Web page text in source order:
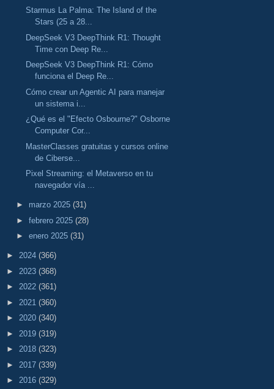
Starmus La Palma: The Island of the
Stars (25 a 28...
DeepSeek V3 DeepThink R1: Thought
Time con Deep Re...
DeepSeek V3 DeepThink R1: Cómo
funciona el Deep Re...
Cómo crear un Agentic AI para manejar
un sistema i...
¿Qué es el "Efecto Osbourne?" Osborne
Computer Cor...
MasterClasses gratuitas y cursos online
de Ciberse...
Pixel Streaming: el Metaverso en tu
navegador vía ...
► marzo 2025 (31)
► febrero 2025 (28)
► enero 2025 (31)
► 2024 (366)
► 2023 (368)
► 2022 (361)
► 2021 (360)
► 2020 (340)
► 2019 (319)
► 2018 (323)
► 2017 (339)
► 2016 (329)